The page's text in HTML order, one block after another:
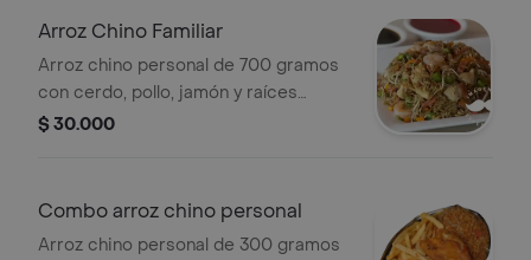
Arroz Chino Familiar
Arroz chino personal de 700 gramos
con cerdo, pollo, jamón y raíces
chinas, acompañado de una porción
$ 30.000
Combo arroz chino personal
Arroz chino personal de 300 gramos